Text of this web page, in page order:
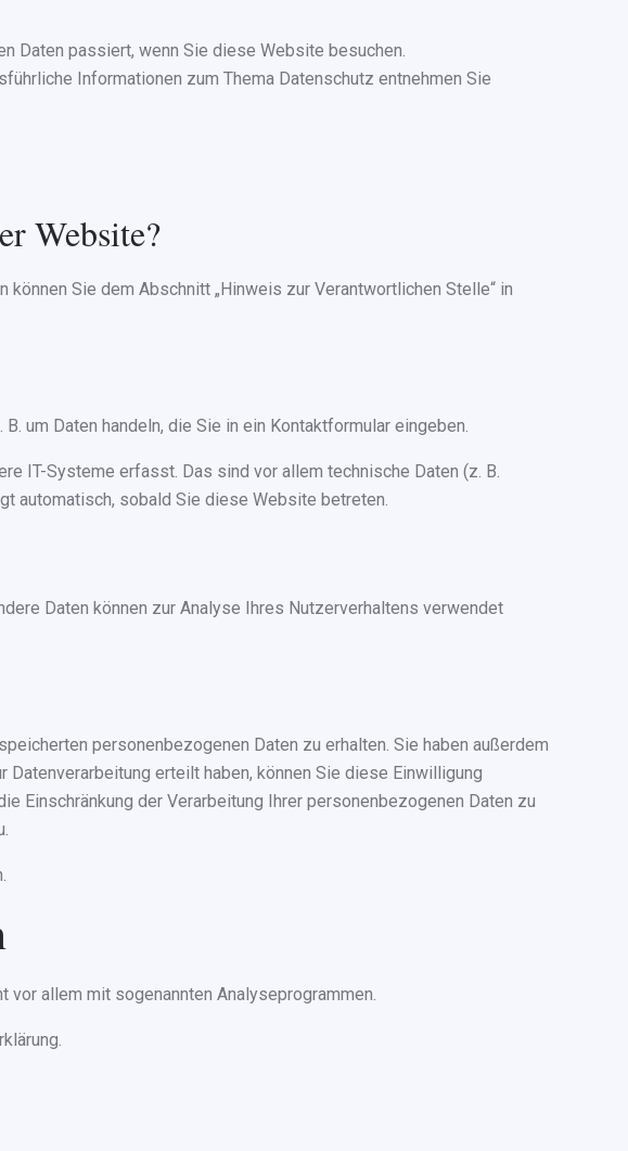
Daten passiert, wenn Sie diese Website besuchen.
Informationen zum Thema Datenschutz entnehmen Sie
Website?
Sie dem Abschnitt „Hinweis zur Verantwortlichen Stelle“ in
um Daten handeln, die Sie in ein Kontaktformular eingeben.
IT-Systeme erfasst. Das sind vor allem technische Daten (z. B.
automatisch, sobald Sie diese Website betreten.
Daten können zur Analyse Ihres Nutzerverhaltens verwendet
personenbezogenen Daten zu erhalten. Sie haben außerdem
erteilt haben, können Sie diese Einwilligung
Einschränkung der Verarbeitung Ihrer personenbezogenen Daten zu
allem mit sogenannten Analyseprogrammen.